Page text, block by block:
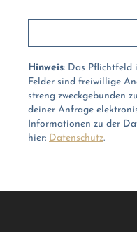
Alternative:
Hinweis: Das Pflichtfeld
Felder sind freiwillige
streng zweckgebunden
deiner Anfrage
Informationen zu der
hier: Datenschutz.